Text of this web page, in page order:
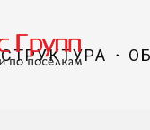
СТРУКТУРА